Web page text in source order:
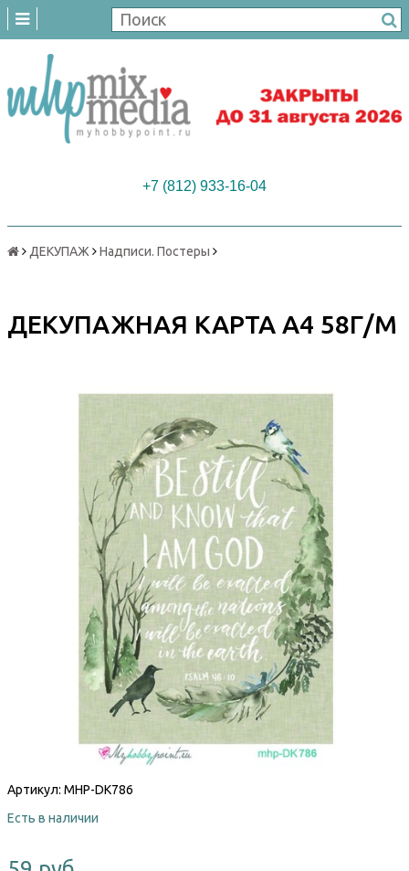
+7 (812) 933-16-04
ДЕКУПАЖ Надписи. Постеры
ДЕКУПАЖНАЯ КАРТА А4 58Г/М
Артикул: MHP-DK786
Есть в наличии